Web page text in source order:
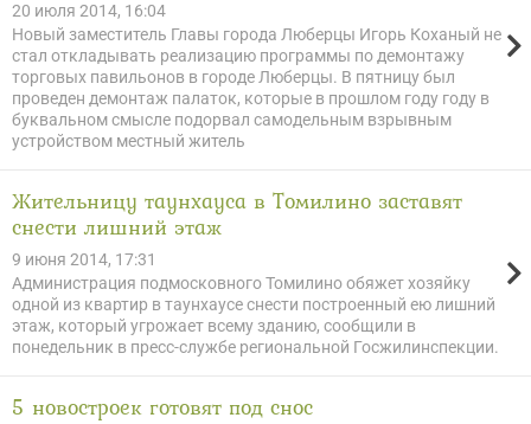
20 июля 2014, 16:04
Новый заместитель Главы города Люберцы Игорь Коханый не
стал откладывать реализацию программы по демонтажу
торговых павильонов в городе Люберцы. В пятницу был
проведен демонтаж палаток, которые в прошлом году году в
буквальном смысле подорвал самодельным взрывным
устройством местный житель
Жительницу таунхауса в Томилино заставят
снести лишний этаж
9 июня 2014, 17:31
Администрация подмосковного Томилино обяжет хозяйку
одной из квартир в таунхаусе снести построенный ею лишний
этаж, который угрожает всему зданию, сообщили в
понедельник в пресс-службе региональной Госжилинспекции.
5 новостроек готовят под снос